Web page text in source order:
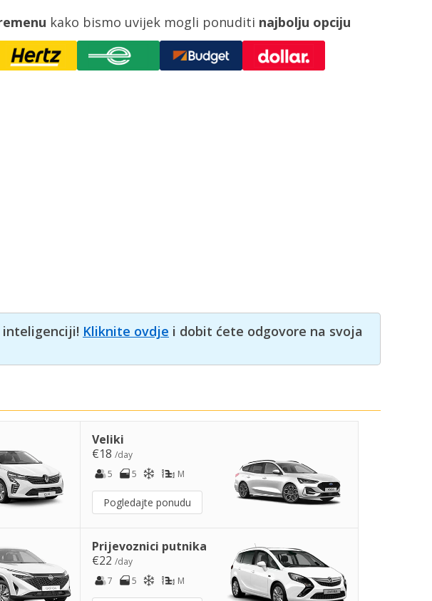
kako bismo uvijek mogli ponuditi najbolju opciju
Kliknite ovdje i dobit ćete odgovore na svoja
Veliki
€18 /day
5
5 M
Pogledajte ponudu
Prijevoznici putnika
€22 /day
7
5 M